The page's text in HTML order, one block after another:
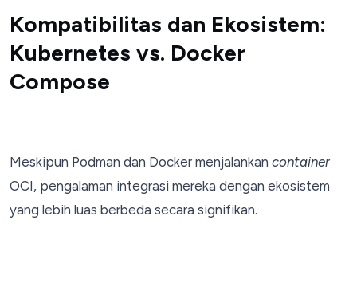
Kompatibilitas dan Ekosistem:
Kubernetes vs. Docker
Compose
Meskipun Podman dan Docker menjalankan container
OCI, pengalaman integrasi mereka dengan ekosistem
yang lebih luas berbeda secara signifikan.